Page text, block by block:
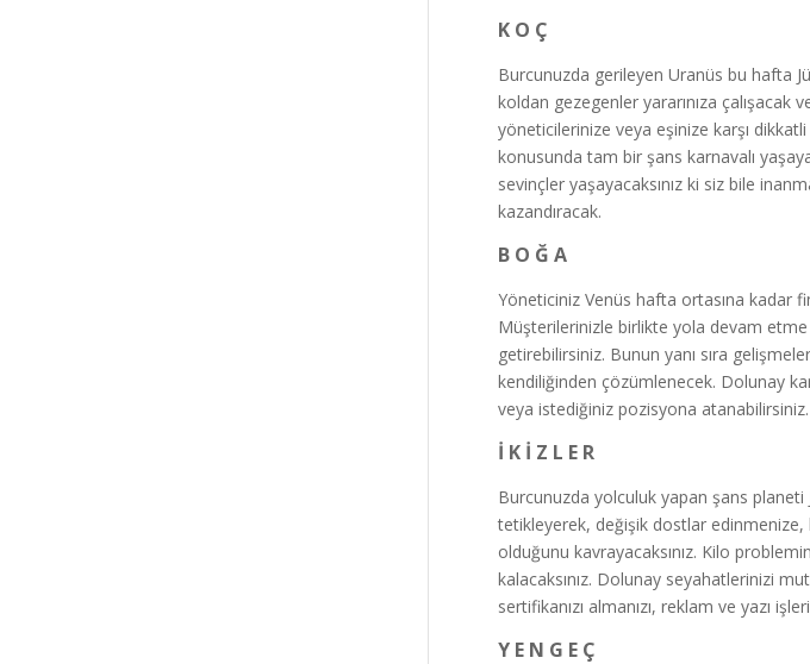
K O Ç
Burcunuzda gerileyen Uranüs bu hafta
koldan gezegenler yararınıza
yöneticilerinize veya eşinize karşı
konusunda tam bir şans karnavalı
sevinçler yaşayacaksınız ki siz bile
kazandıracak.
B O Ğ A
Yöneticiniz Venüs hafta ortasına kadar
Müşterilerinizle birlikte yola devam etme
getirebilirsiniz. Bunun yanı sıra
kendiliğinden çözümlenecek. Dolunay
veya istediğiniz pozisyona atanabilirsiniz.
İ K İ Z L E R
Burcunuzda yolculuk yapan şans planeti
tetikleyerek, değişik dostlar edinmenize,
olduğunu kavrayacaksınız. Kilo
kalacaksınız. Dolunay seyahatlerinizi
sertifikanızı almanızı, reklam ve yazı
Y E N G E Ç